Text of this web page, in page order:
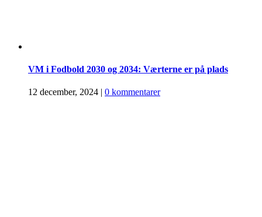
VM i Fodbold 2030 og 2034: Værterne er på plads
12 december, 2024 | 0 kommentarer